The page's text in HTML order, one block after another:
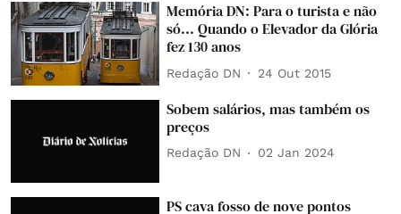
Memória DN: Para o turista e não
só... Quando o Elevador da Glória
fez 130 anos
Redação DN 24 Out 2015
Sobem salários, mas também os
preços
Redação DN 02 Jan 2024
PS cava fosso de nove pontos